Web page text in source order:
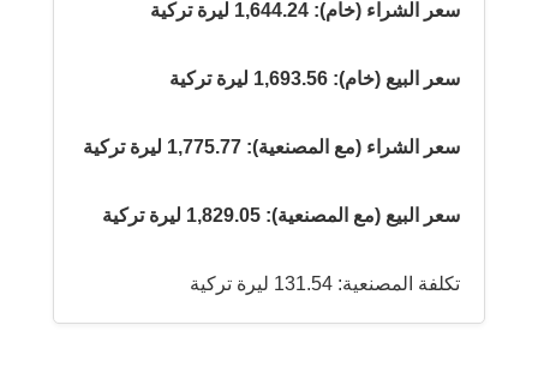
سعر الشراء (خام): 1,644.24 ليرة تركية
سعر البيع (خام): 1,693.56 ليرة تركية
سعر الشراء (مع المصنعية): 1,775.77 ليرة تركية
سعر البيع (مع المصنعية): 1,829.05 ليرة تركية
تكلفة المصنعية: 131.54 ليرة تركية